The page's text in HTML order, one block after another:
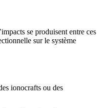
se produisent entre ces
sur le système
ionocrafts ou des